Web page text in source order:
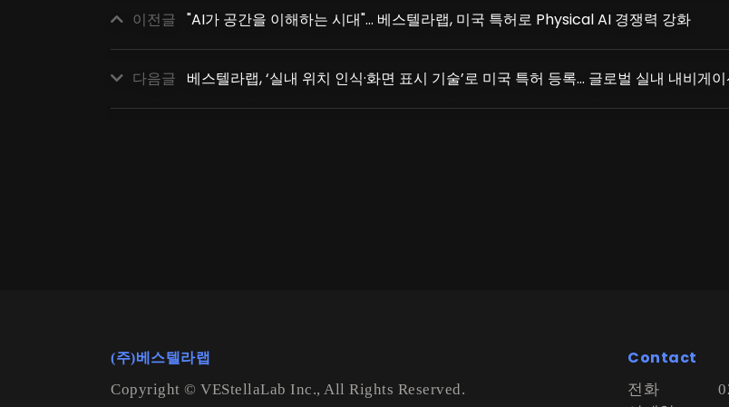
이전글 "AI가 공간을 이해하는 시대"… 베스텔라랩, 미국 특허로 Physical AI 경쟁력 강화
다음글 베스텔라랩, ‘실내 위치 인식·화면 표시 기술’로 미국 특허 등록… 글로벌 실내 내비게
(주)베스텔라랩
Copyright © VEStellaLab Inc., All Rights Reserved.
Contact
전화